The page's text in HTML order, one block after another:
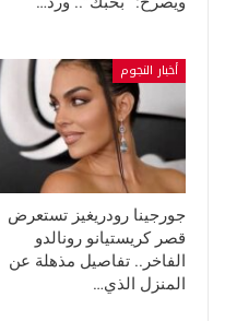
أخبار النجوم
جورجينا رودريغيز تستعرض
قصر كريستيانو رونالدو
الفاخر.. تفاصيل مذهلة عن
المنزل الذي…